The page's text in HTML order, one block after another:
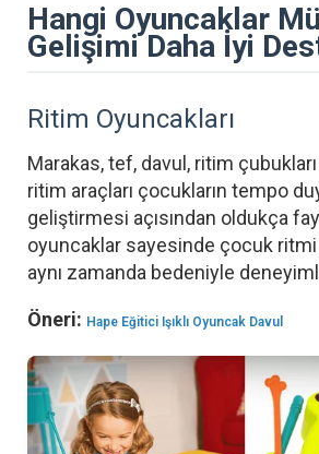
Hangi Oyuncaklar
Gelişimi Daha İyi
Ritim Oyuncakları
Marakas, tef, davul, ritim
ritim araçları çocukların tempo
geliştirmesi açısından oldukça
oyuncaklar sayesinde çocuk ritmi
aynı zamanda bedeniyle
Öneri: Hape Eğitici Işıklı Oyuncak Davul